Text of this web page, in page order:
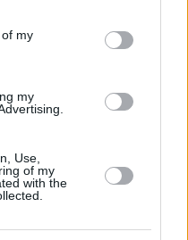
in below Google
my
my
Use,
of my
with the